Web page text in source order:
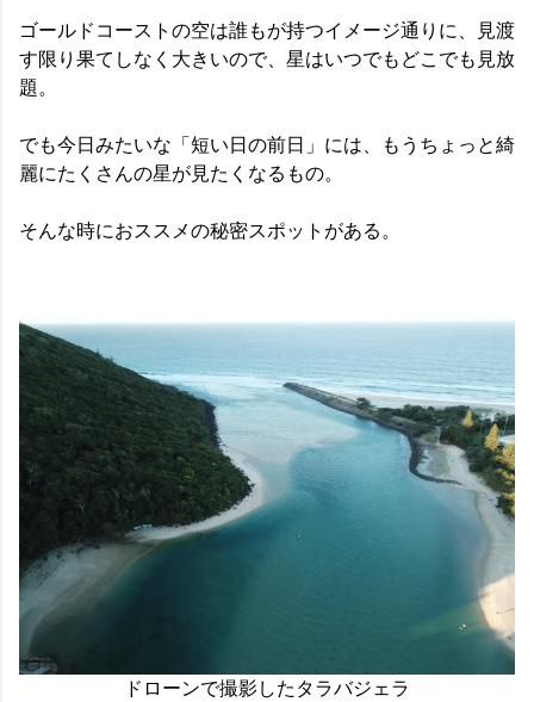
ゴールドコーストの空は誰もが持つイメージ通りに、見渡
す限り果てしなく大きいので、星はいつでもどこでも見放
題。
でも今日みたいな「短い日の前日」には、もうちょっと綺
麗にたくさんの星が見たくなるもの。
そんな時におススメの秘密スポットがある。
ドローンで撮影したタラバジェラ